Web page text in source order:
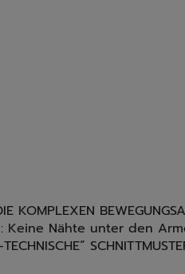
Keine Nähte unter den